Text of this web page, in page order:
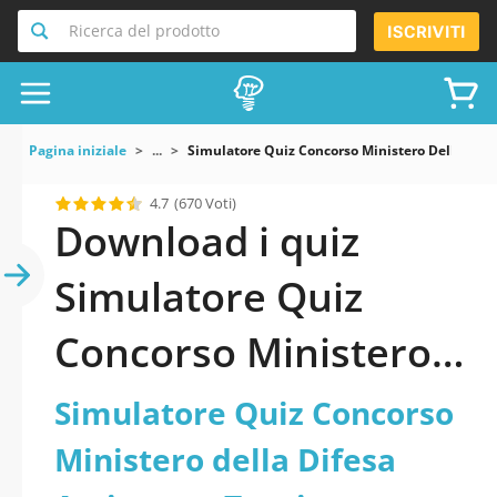
Ricerca del prodotto ISCRIVITI
Pagina iniziale ... Simulatore Quiz Concorso Ministero Della
4.7 (670 Voti)
Download i quiz
Simulatore Quiz
Concorso Ministero
della Difesa
Assistente Tecnico
Simulatore Quiz Concorso
Ministero della Difesa